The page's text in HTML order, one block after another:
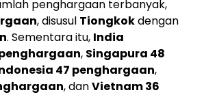
penghargaan terbanyak,
, disusul Tiongkokdengan
. Sementara itu, India
, Singapura 48
47 penghargaan,
, danVietnam 36